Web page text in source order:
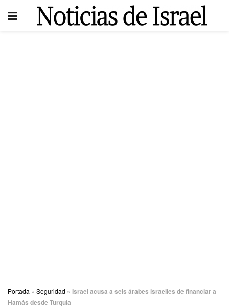
Portada » Seguridad » Israel acusa a seis árabes israelíes de financiar a
Hamás desde Turquía